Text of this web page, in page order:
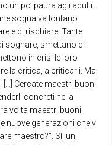
un po’ paura agli adulti.
sogna va lontano.
e di rischiare. Tante
sognare, smettano di
in crisi le loro
la critica, a criticarli. Ma
Cercate maestri buoni
concreti nella
volta maestri buoni,
nuove generazioni che vi
maestro?”. Sì, un